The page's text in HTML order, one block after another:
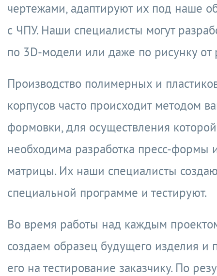
чертежами, адаптируют их под наше
с ЧПУ. Наши специалисты могут
по 3D-модели или даже по рисунку от
Производство полимерных и
корпусов часто происходит методом
формовки, для осуществления которой
необходима разработка пресс-формы
матрицы. Их наши специалисты
специальной программе и тестируют.
Во время работы над каждым
создаем образец будущего изделия и
его на тестирование заказчику. По